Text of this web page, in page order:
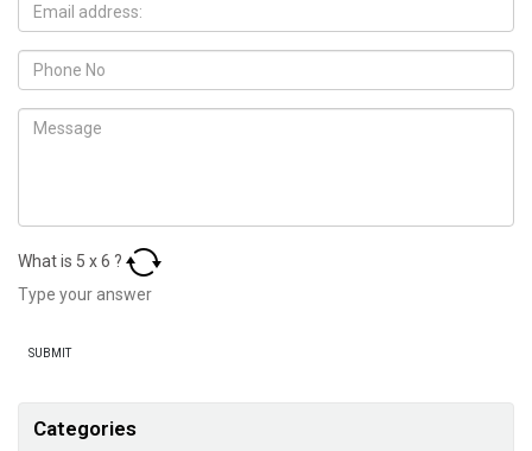
What is 5 x6 ?
Categories